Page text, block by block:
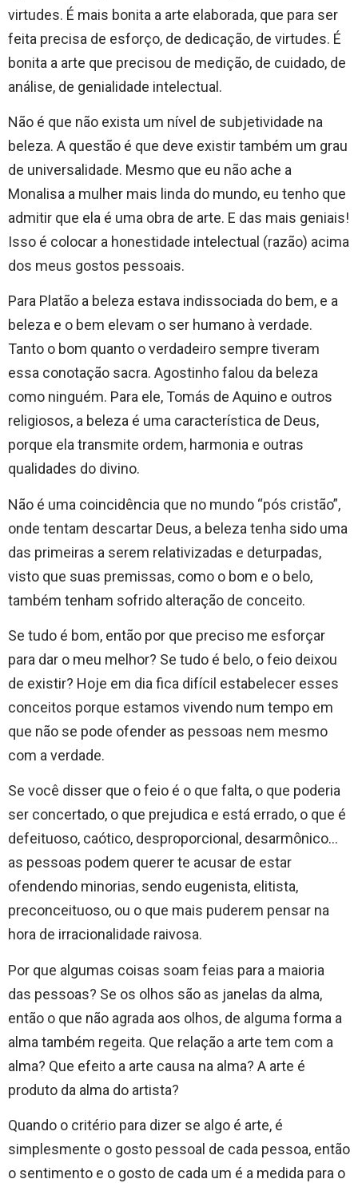
virtudes. É mais bonita a arte elaborada, que para ser
feita precisa de esforço, de dedicação, de virtudes. É
bonita a arte que precisou de medição, de cuidado, de
análise, de genialidade intelectual.
Não é que não exista um nível de subjetividade na
beleza. A questão é que deve existir também um grau
de universalidade. Mesmo que eu não ache a
Monalisa a mulher mais linda do mundo, eu tenho que
admitir que ela é uma obra de arte. E das mais geniais!
Isso é colocar a honestidade intelectual (razão) acima
dos meus gostos pessoais.
Para Platão a beleza estava indissociada do bem, e a
beleza e o bem elevam o ser humano à verdade.
Tanto o bom quanto o verdadeiro sempre tiveram
essa conotação sacra. Agostinho falou da beleza
como ninguém. Para ele, Tomás de Aquino e outros
religiosos, a beleza é uma característica de Deus,
porque ela transmite ordem, harmonia e outras
qualidades do divino.
Não é uma coincidência que no mundo “pós cristão”,
onde tentam descartar Deus, a beleza tenha sido uma
das primeiras a serem relativizadas e deturpadas,
visto que suas premissas, como o bom e o belo,
também tenham sofrido alteração de conceito.
Se tudo é bom, então por que preciso me esforçar
para dar o meu melhor? Se tudo é belo, o feio deixou
de existir? Hoje em dia fica difícil estabelecer esses
conceitos porque estamos vivendo num tempo em
que não se pode ofender as pessoas nem mesmo
com a verdade.
Se você disser que o feio é o que falta, o que poderia
ser concertado, o que prejudica e está errado, o que é
defeituoso, caótico, desproporcional, desarmônico…
as pessoas podem querer te acusar de estar
ofendendo minorias, sendo eugenista, elitista,
preconceituoso, ou o que mais puderem pensar na
hora de irracionalidade raivosa.
Por que algumas coisas soam feias para a maioria
das pessoas? Se os olhos são as janelas da alma,
então o que não agrada aos olhos, de alguma forma a
alma também regeita. Que relação a arte tem com a
alma? Que efeito a arte causa na alma? A arte é
produto da alma do artista?
Quando o critério para dizer se algo é arte, é
simplesmente o gosto pessoal de cada pessoa, então
o sentimento e o gosto de cada um é a medida para o